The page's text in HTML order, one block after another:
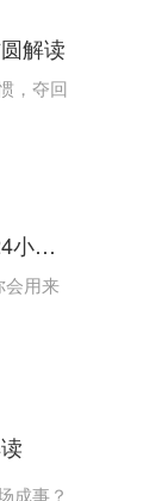
解读
，夺回
《如何度过每天的24小时》| 李松蔚解读
会用来
成事？